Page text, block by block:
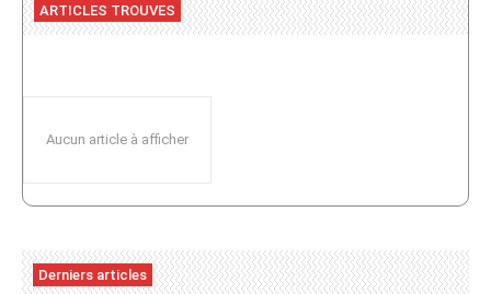
ARTICLES TROUVES
Aucun article à afficher
Derniers articles